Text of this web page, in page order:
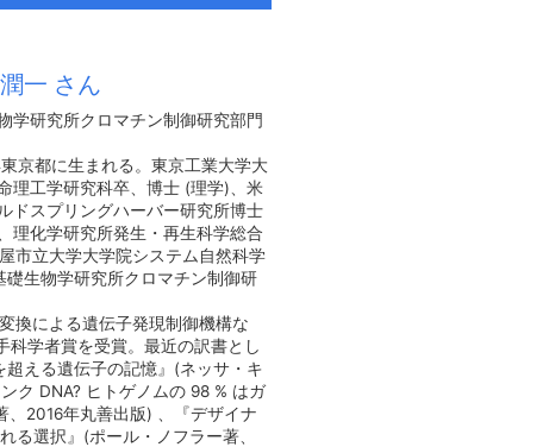
一 さん
学研究所クロマチン制御研究部門
京都に生まれる。東京工業大学大
理工学研究科卒、博士 (理学)、米
ドスプリングハーバー研究所博士
理化学研究所発生・再生科学総合
市立大学大学院システム自然科学
生物学研究所クロマチン制御研
換による遺伝子発現制御機構な
科学者賞を受賞。最近の訳書とし
える遺伝子の記憶』(ネッサ・キ
ク DNA? ヒトゲノムの 98 % はガ
、2016年丸善出版) 、『デザイナ
る選択』(ポール・ノフラー著、